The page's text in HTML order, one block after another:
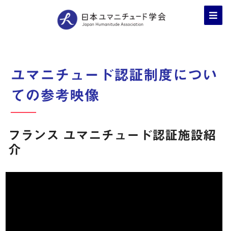
ユマニチュード認証制度につい
ての参考映像
フランス ユマニチュード認証施設紹
介